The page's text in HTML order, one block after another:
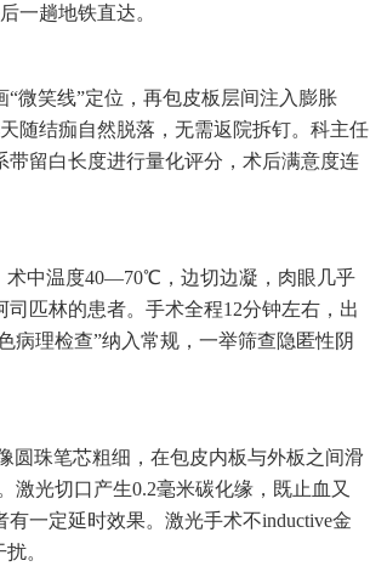
一趟地铁直达。
微笑线”定位，再包皮板层间注入膨胀
随结痂自然脱落，无需返院拆钉。科主任
留白长度进行量化评分，术后满意度连
术中温度40—70℃，边切边凝，肉眼几乎
匹林的患者。手术全程12分钟左右，出
病理检查”纳入常规，一举筛查隐匿性阴
圆珠笔芯粗细，在包皮内板与外板之间滑
激光切口产生0.2毫米碳化缘，既止血又
一定延时效果。激光手术不inductive金
。